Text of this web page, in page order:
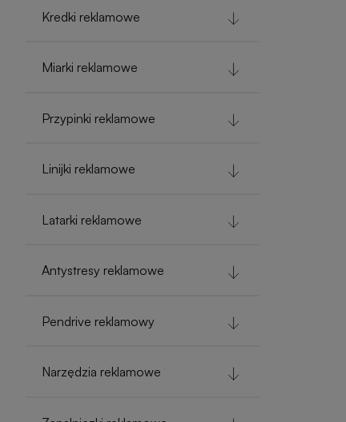
Kredki reklamowe
Miarki reklamowe
Przypinki reklamowe
Linijki reklamowe
Latarki reklamowe
Antystresy reklamowe
Pendrive reklamowy
Narzędzia reklamowe